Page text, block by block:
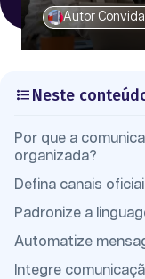
Autor
Neste
Por que a
organizada?
Defina canais
Padronize a
Automatize
Integre